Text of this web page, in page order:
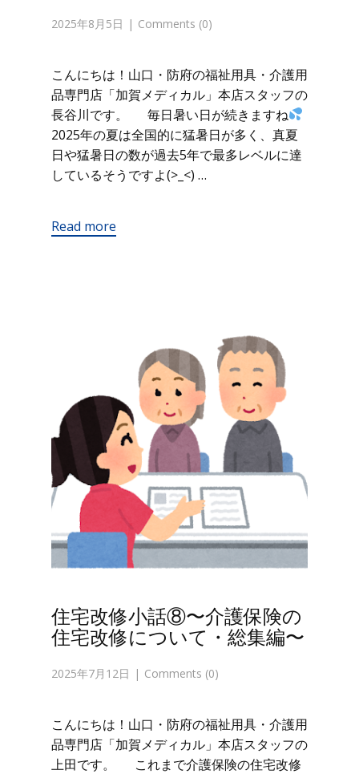
2025年8月5日 Comments (0)
こんにちは！山口・防府の福祉用具・介護用
品専門店「加賀メディカル」本店スタッフの
長谷川です。 毎日暑い日が続きますね
2025年の夏は全国的に猛暑日が多く、真夏
日や猛暑日の数が過去5年で最多レベルに達
しているそうですよ(>_<) …
Read more
住宅改修小話⑧〜介護保険の
住宅改修について・総集編〜
2025年7月12日 Comments (0)
こんにちは！山口・防府の福祉用具・介護用
品専門店「加賀メディカル」本店スタッフの
上田です。 これまで介護保険の住宅改修